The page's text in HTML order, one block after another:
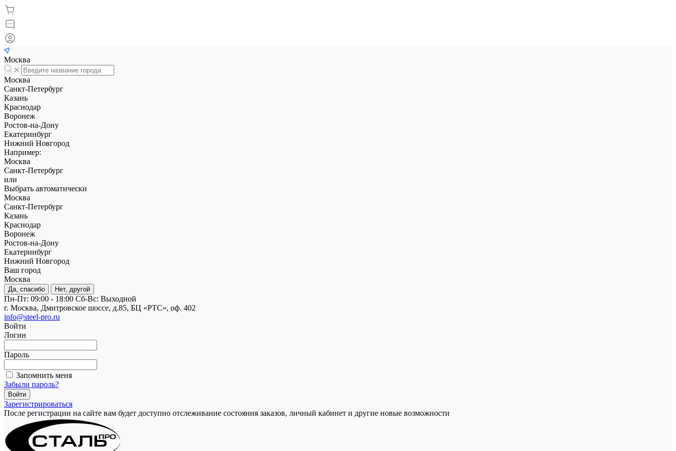
Москва
Москва
Санкт-Петербург
Казань
Краснодар
Воронеж
Ростов-на-Дону
Екатеринбург
Нижний Новгород
Например:
Москва
Санкт-Петербург
или
Выбрать автоматически
Москва
Санкт-Петербург
Казань
Краснодар
Воронеж
Ростов-на-Дону
Екатеринбург
Нижний Новгород
Ваш город
Москва
Да, спасибо Нет, другой
Пн-Пт: 09:00 - 18:00 Cб-Вс: Выходной
г. Москва, Дмитровское шоссе, д.85, БЦ «РТС», оф. 402
info@steel-pro.ru
Войти
Логин
Пароль
Запомнить меня
Забыли пароль?
Зарегистрироваться
После регистрации на сайте вам будет доступно отслеживание состояния заказов, личный кабинет и другие новые возможности